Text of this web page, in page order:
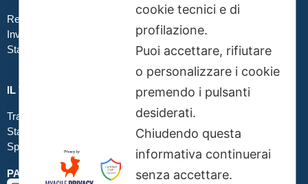
Realizzare file corretti
Inviare file grafici
Stampa in tessuto
IL TUO ORDINE
Traccia la tua spedizione
Stato del tuo ordine
Spedizioni
PAGAMENTI SICURI SSL
cookie tecnici e di
profilazione.
Puoi accettare, rifiutare
o personalizzare i cookie
premendo i pulsanti
desiderati.
Chiudendo questa
informativa continuerai
senza accettare.